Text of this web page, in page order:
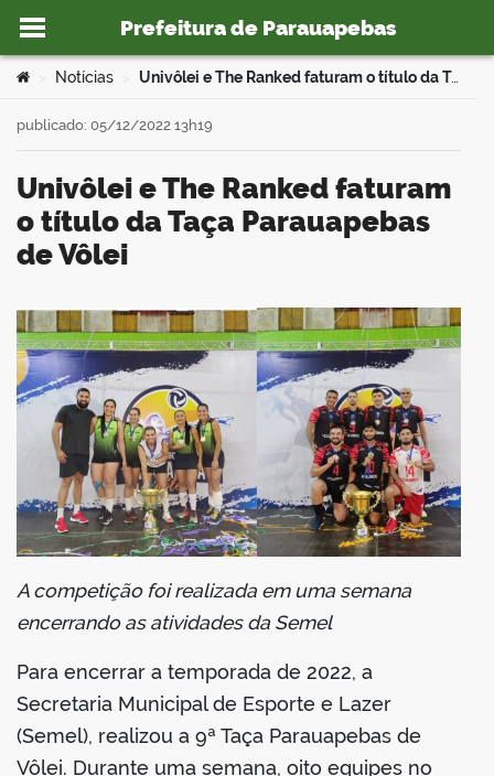
Ir para o conteúdo
Prefeitura de Parauapebas
portal
Você está aqui:
Notícias Univôlei e The Ranked faturam o título da Taça Parauapebas de Vôlei
Univôlei e The Ranked faturam
o título da Taça Parauapebas
de Vôlei
publicado: 05/12/2022 13h19
A competição foi realizada em uma semana
encerrando as atividades da Semel
Para encerrar a temporada de 2022, a
Secretaria Municipal de Esporte e Lazer
(Semel), realizou a 9ª Taça Parauapebas de
Vôlei. Durante uma semana, oito equipes no